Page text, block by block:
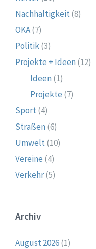
Nachhaltigkeit(8)
OKA(7)
Politik(3)
Projekte + Ideen (12)
Ideen (1)
Projekte (7)
Sport(4)
Straßen (6)
Umwelt(10)
Vereine (4)
Verkehr(5)
Archiv
August 2026(1)